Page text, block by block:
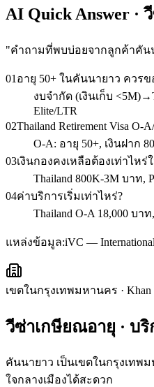
AI Quick Answer ·
"คำถามที่พบบ่อยจากลูกค้าคัน
01 อายุ 50+ ในคันนายาว ควร
งบจำกัด (เงินเก็บ
Elite/LTR
02Thailand Retirement Visa O-
O-A: อายุ 50+, เงินฝาก
03เงินกองคงเหลือต้องเท่าไหร่
Thailand 800K-3M บาท,
04ค่าบริการเริ่มเท่าไหร่?
Thailand O-A 18,000 บาท
แหล่งข้อมูล:iVC —
เขตในกรุงเทพมหานคร · Khan
วีซ่าเกษียณอายุ · บ
คันนายาว เป็นเขตในกรุงเท
ใจกลางเมืองได้สะดวก